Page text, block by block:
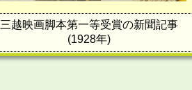
三越映画脚本第一等受賞の新聞記事
(1928年)